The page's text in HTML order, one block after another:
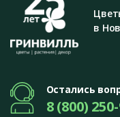
в
Остались
8 (800)